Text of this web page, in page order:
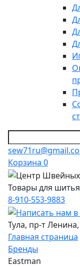
Корзина 0
Товары для
8-910-553-9883
Тула, пр-т
Главная страница
Бренды
Eastman